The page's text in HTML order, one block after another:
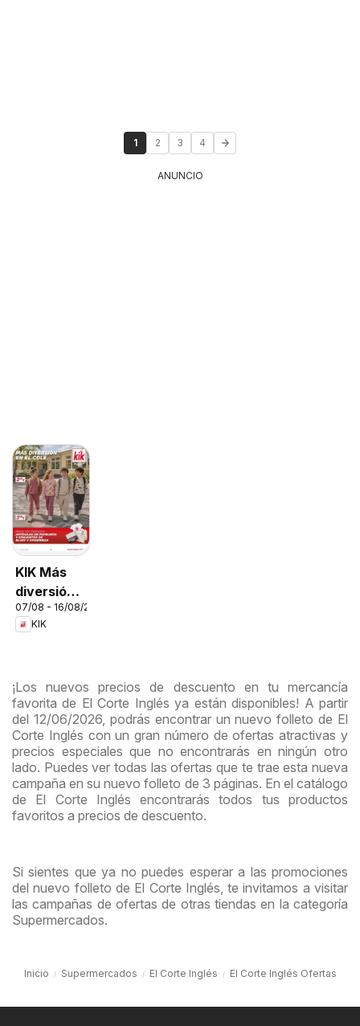
1 2 3 4
ANUNCIO
KIK Más
diversión
en el cole
07/08 - 16/08/2026
KIK
¡Los nuevos precios de descuento en tu mercancía
favorita de El Corte Inglés ya están disponibles! A partir
del 12/06/2026, podrás encontrar un nuevo folleto de El
Corte Inglés con un gran número de ofertas atractivas y
precios especiales que no encontrarás en ningún otro
lado. Puedes ver todas las ofertas que te trae esta nueva
campaña en su nuevo folleto de 3 páginas. En el catálogo
de El Corte Inglés encontrarás todos tus productos
favoritos a precios de descuento.
Si sientes que ya no puedes esperar a las promociones
del nuevo folleto de El Corte Inglés, te invitamos a visitar
las campañas de ofertas de otras tiendas en la categoría
Supermercados.
Inicio Supermercados El Corte Inglés El Corte Inglés Ofertas